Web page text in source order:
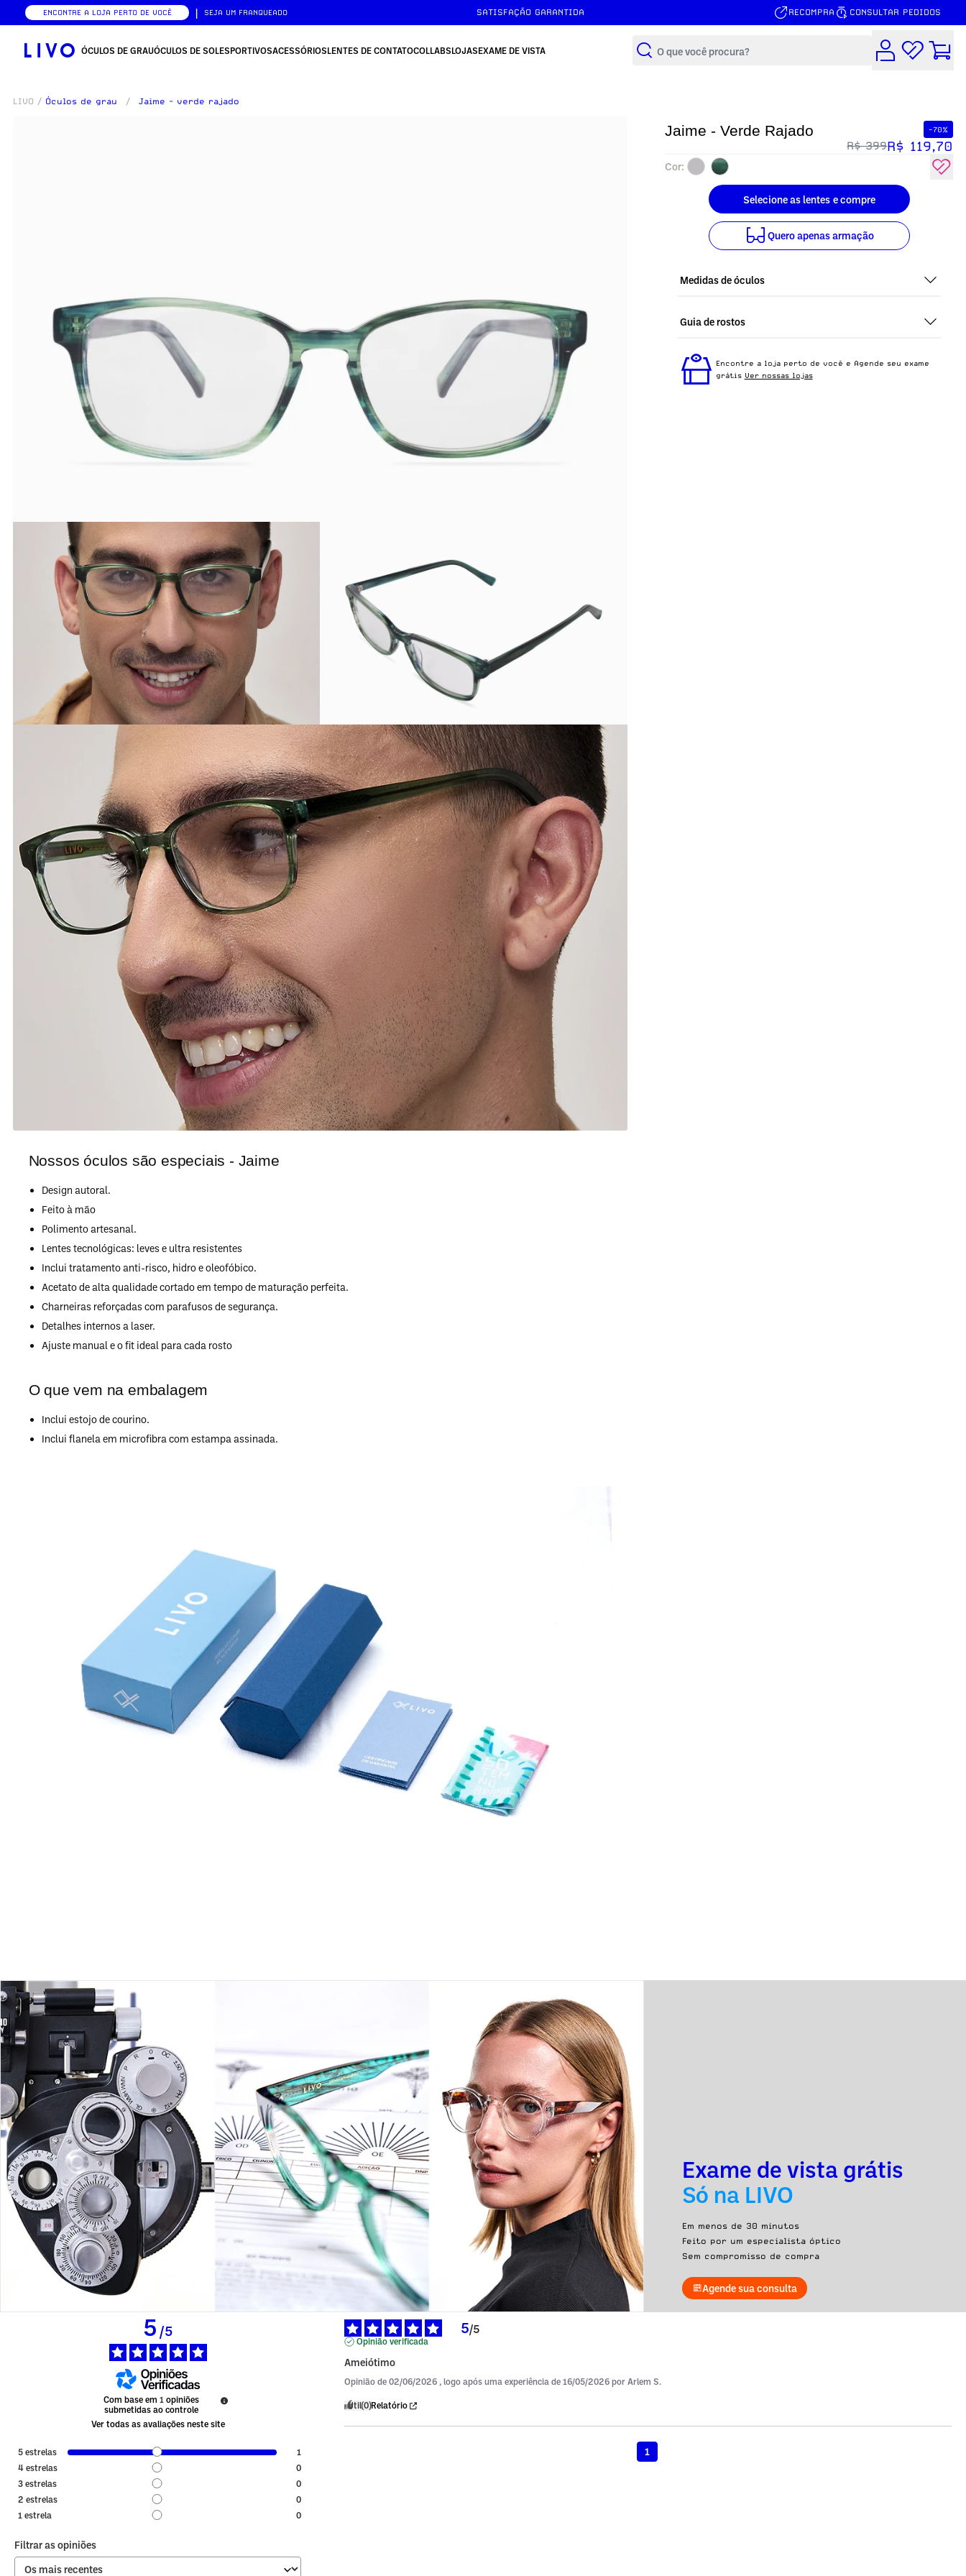
ENCONTRE A LOJA PERTO DE VOCÊ | SEJA UM FRANQUEADO SATISFAÇÃO GARANTIDA RECOMPRA CONSULTAR PEDIDOS
ÓCULOS DE GRAUÓCULOS DE SOLESPORTIVOSACESSÓRIOSLENTES DE CONTATOCOLLABSLOJASEXAME DE VISTA
Buscar
LIVO / Óculos de grau / Jaime - verde rajado
Nossos óculos são especiais - Jaime
Design autoral.
Feito à mão
Polimento artesanal.
Lentes tecnológicas: leves e ultra resistentes
Inclui tratamento anti-risco, hidro e oleofóbico.
Acetato de alta qualidade cortado em tempo de maturação perfeita.
Charneiras reforçadas com parafusos de segurança.
Detalhes internos a laser.
Ajuste manual e o fit ideal para cada rosto
O que vem na embalagem
Inclui estojo de courino.
Inclui flanela em microfibra com estampa assinada.
Jaime - Verde Rajado -70%
R$ 399R$ 119,70
Cor:
Selecione as lentes e compre
Quero apenas armação
Medidas de óculos
Guia de rostos
Rajado é ideal para quem busca um óculos
confortável para o dia a dia.
Encontre a loja perto de você e Agende seu exame
grátis Ver nossas lojas
Exame de vista grátis
Só na LIVO
Em menos de 30 minutos
Feito por um especialista óptico
Sem compromisso de compra
Agende sua consulta
5/5
Com base em 1 opiniões
submetidas ao controle
Ver todas as avaliações neste site
5 estrelas
1
4 estrelas
0
3 estrelas
0
2 estrelas
0
1 estrela 0
Filtrar as opiniões
5/5
Opinião verificada
Ameiótimo
Opinião de 02/06/2026 , logo após uma experiência de 16/05/2026 por Arlem S.
Útil(0)Relatório
1